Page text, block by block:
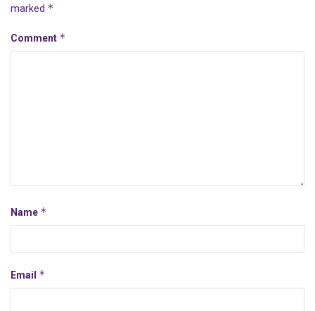
marked *
Comment *
Name *
Email *